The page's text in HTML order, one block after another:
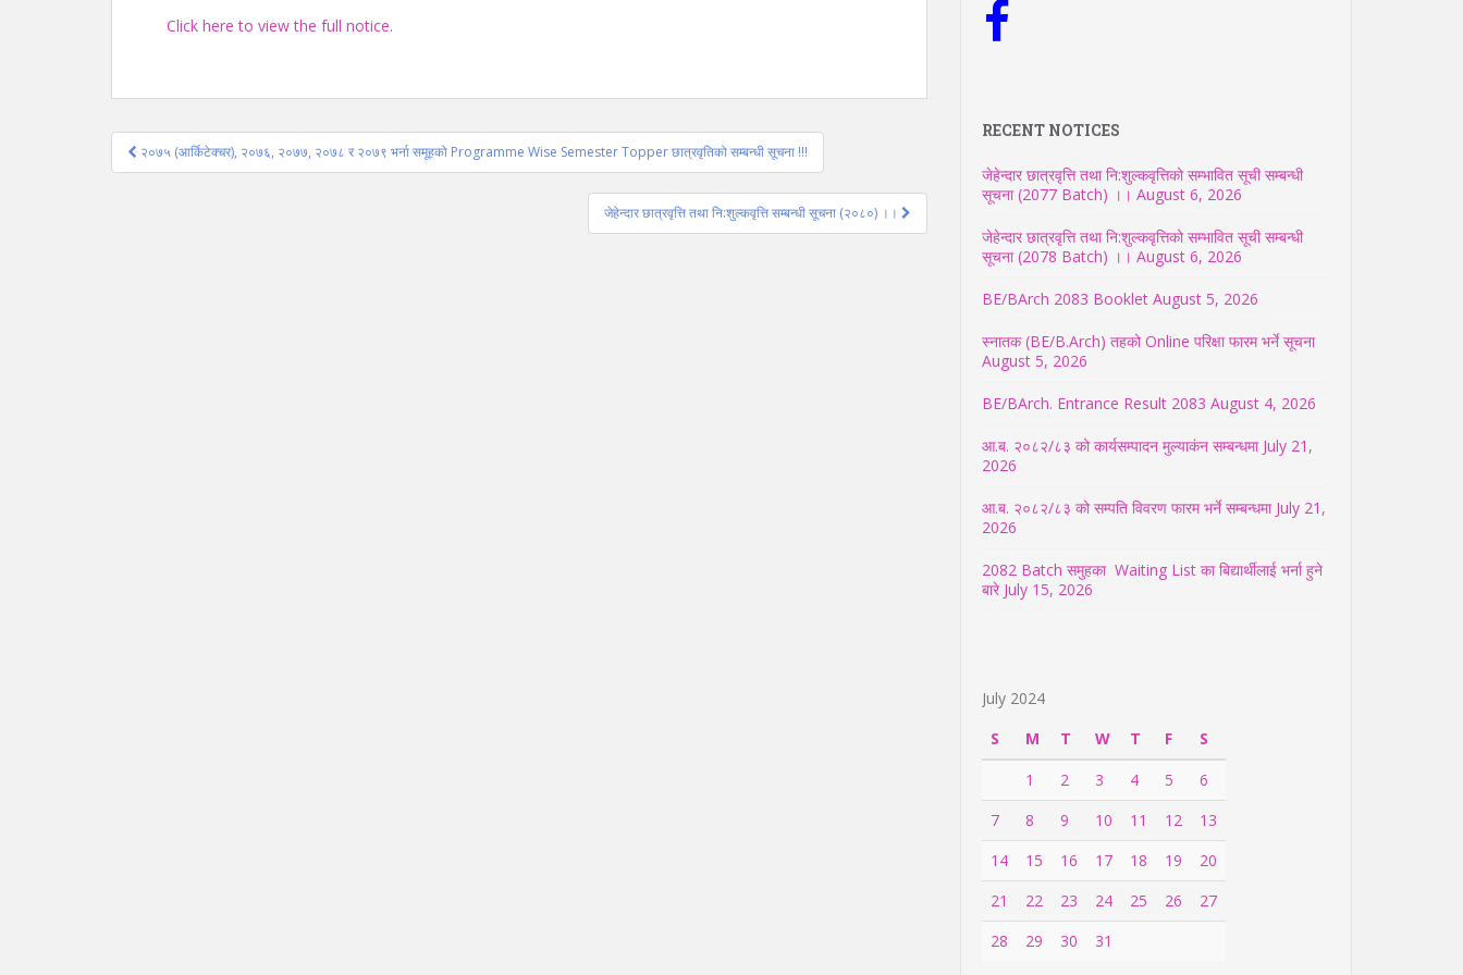
Click here to view the full notice.
Post
navigation
२०७५ (आर्किटेक्चर), २०७६, २०७७, २०७८ र २०७९ भर्ना समूहको Programme Wise Semester Topper छात्रवृतिको सम्बन्धी सूचना !!!
जेहेन्दार छात्रवृत्ति तथा नि:शुल्कवृत्ति सम्बन्धी सूचना (२०८०) ।।
RECENT NOTICES
जेहेन्दार छात्रवृत्ति तथा नि:शुल्कवृत्तिको सम्भावित सूची सम्बन्धी
सूचना (2077 Batch) ।। August 6, 2026
जेहेन्दार छात्रवृत्ति तथा नि:शुल्कवृत्तिको सम्भावित सूची सम्बन्धी
सूचना (2078 Batch) ।। August 6, 2026
BE/BArch 2083 Booklet August 5, 2026
स्नातक (BE/B.Arch) तहको Online परिक्षा फारम भर्ने सूचना
August 5, 2026
BE/BArch. Entrance Result 2083 August 4, 2026
आ.ब. २०८२/८३ को कार्यसम्पादन मुल्याकंन सम्बन्धमा July 21,
2026
आ.ब. २०८२/८३ को सम्पति विवरण फारम भर्ने सम्बन्धमा July 21,
2026
2082 Batch समुहका Waiting List का बिद्यार्थीलाई भर्ना हुने
बारे July 15, 2026
July 2024
S
M T W T F
S
1
2 3 4 5
6
7
8 9 10 11 12
13
14
15 16 17 18 19
20
21
22 23 24 25 26
27
28
29 30 31